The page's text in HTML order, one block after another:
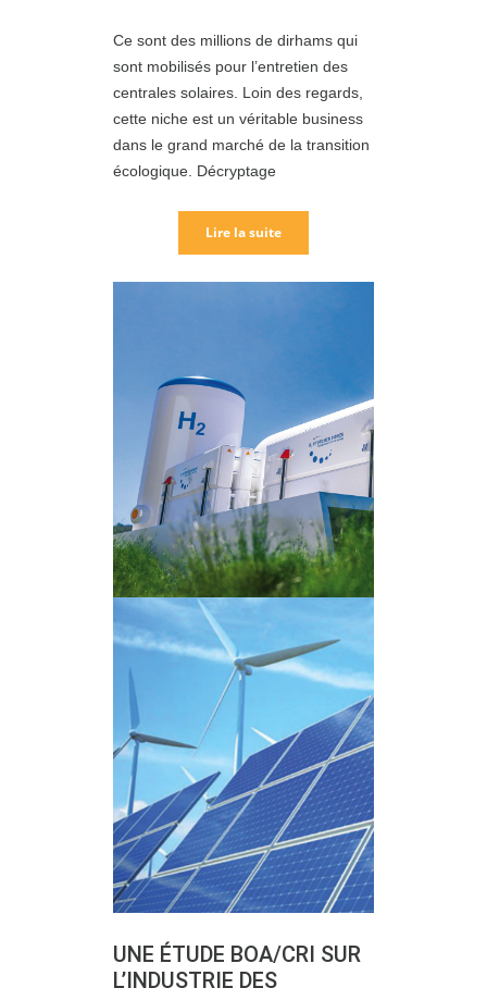
Ce sont des millions de dirhams qui
sont mobilisés pour l’entretien des
centrales solaires. Loin des regards,
cette niche est un véritable business
dans le grand marché de la transition
écologique. Décryptage
Lire la suite
UNE ÉTUDE BOA/CRI SUR
L’INDUSTRIE DES